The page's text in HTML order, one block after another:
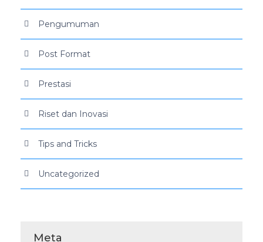
Pengumuman
Post Format
Prestasi
Riset dan Inovasi
Tips and Tricks
Uncategorized
Meta